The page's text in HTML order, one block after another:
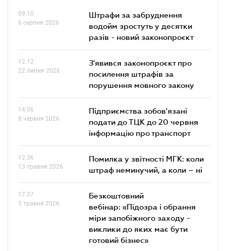
09.10
6 серпня 2026
Штрафи за забруднення
водойм зростуть у десятки
разів - новий законопроєкт
12.12
22 липня 2026
З'явився законопроєкт про
посилення штрафів за
порушення мовного закону
14.06
8 червня 2026
Підприємства зобов'язані
подати до ТЦК до 20 червня
інформацію про транспорт
12.36
13 травня 2026
Помилка у звітності МГК: коли
штраф неминучий, а коли – ні
17.37
5 травня 2026
Безкоштовний
вебінар: «Підозра і обрання
міри запобіжного заходу -
виклики до яких має бути
готовий бізнес»